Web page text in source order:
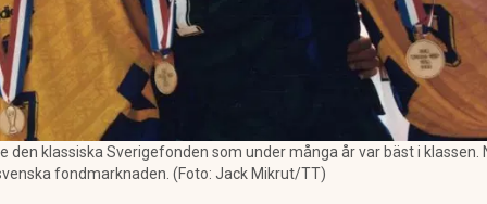
klassiska Sverigefonden som under många år var bäst i klassen.
fondmarknaden. (Foto: Jack Mikrut/TT)